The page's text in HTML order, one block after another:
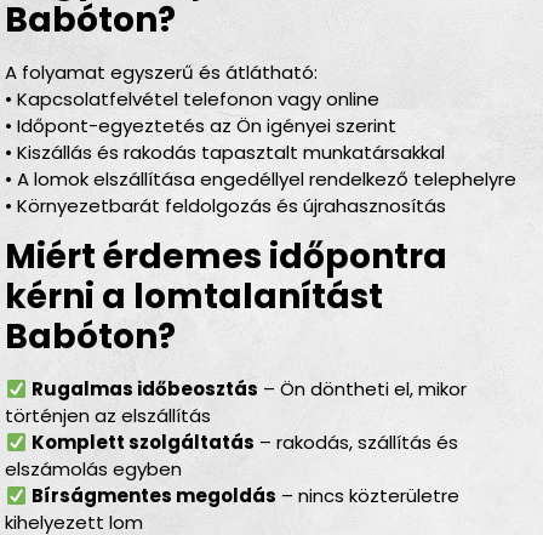
Babóton?
A folyamat egyszerű és átlátható:
• Kapcsolatfelvétel telefonon vagy online
• Időpont-egyeztetés az Ön igényei szerint
• Kiszállás és rakodás tapasztalt munkatársakkal
• A lomok elszállítása engedéllyel rendelkező telephelyre
• Környezetbarát feldolgozás és újrahasznosítás
Miért érdemes időpontra
kérni a lomtalanítást
Babóton?
Rugalmas időbeosztás – Ön döntheti el, mikor
történjen az elszállítás
Komplett szolgáltatás – rakodás, szállítás és
elszámolás egyben
Bírságmentes megoldás – nincs közterületre
kihelyezett lom